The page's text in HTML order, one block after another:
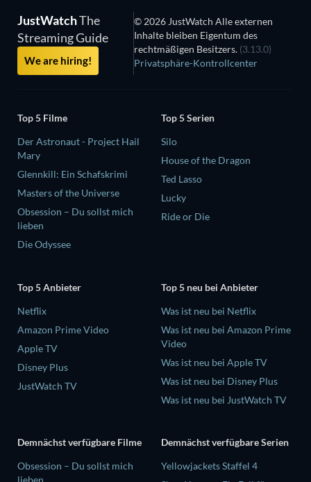
JustWatchThe
Streaming Guide
We are hiring!
© 2026 JustWatch Alle externen
Inhalte bleiben Eigentum des
rechtmäßigen Besitzers. (3.13.0)
Privatsphäre-Kontrollcenter
Top 5 Filme
Der Astronaut - Project Hail
Mary
Glennkill: Ein Schafskrimi
Masters of the Universe
Obsession – Du sollst mich
lieben
Die Odyssee
Top 5 Serien
Silo
House of the Dragon
Ted Lasso
Lucky
Ride or Die
Top 5 Anbieter
Netflix
Amazon Prime Video
Apple TV
Disney Plus
JustWatch TV
Top 5 neu bei Anbieter
Was ist neu bei Netflix
Was ist neu bei Amazon Prime
Video
Was ist neu bei Apple TV
Was ist neu bei Disney Plus
Was ist neu bei JustWatch TV
Demnächst verfügbare Filme
Obsession – Du sollst mich
Demnächst verfügbare Serien
Yellowjackets Staffel 4